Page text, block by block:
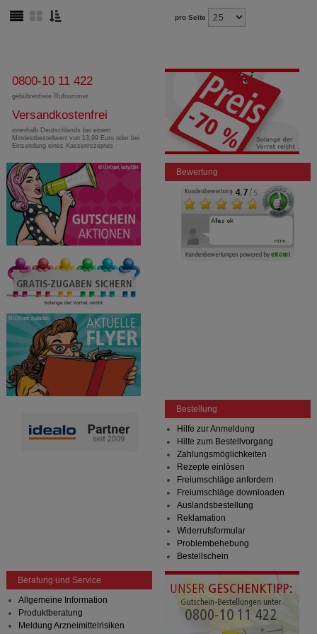
pro Seite
0800-10 11 422
gebührenfreie Rufnummer
Versandkostenfrei
innerhalb Deutschlands bei einem
Mindestbestellwert von 13,99 Euro oder bei
Einsendung eines Kassenrezeptes
Bewertung
Bestellung
Hilfe zur Anmeldung
Hilfe zum Bestellvorgang
Zahlungsmöglichkeiten
Rezepte einlösen
Freiumschläge anfordern
Freiumschläge downloaden
Auslandsbestellung
Reklamation
Widerrufsformular
Problembehebung
Bestellschein
Beratung und Service
Allgemeine Information
Produktberatung
Meldung Arzneimittelrisiken